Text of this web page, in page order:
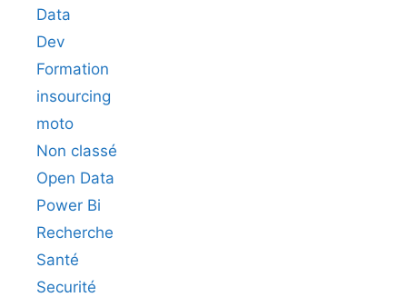
Data
Dev
Formation
insourcing
moto
Non classé
Open Data
Power Bi
Recherche
Santé
Securité